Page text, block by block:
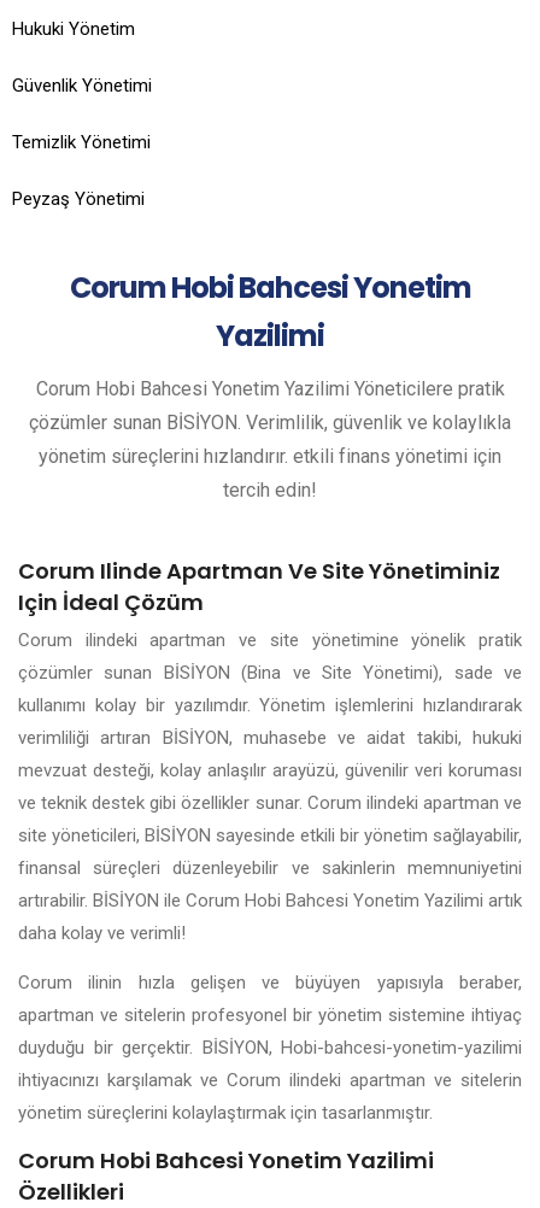
Hukuki Yönetim
Güvenlik Yönetimi
Temizlik Yönetimi
Peyzaş Yönetimi
CorumHobi Bahcesi Yonetim
Yazilimi
Corum Hobi Bahcesi Yonetim Yazilimi Yöneticilere pratik
çözümler sunan BİSİYON. Verimlilik, güvenlik ve kolaylıkla
yönetim süreçlerini hızlandırır. etkili finans yönetimi için
tercih edin!
Corum Ilinde Apartman Ve Site Yönetiminiz
Için İdeal Çözüm
Corum ilindeki apartman ve site yönetimine yönelik pratik
çözümler sunan BİSİYON (Bina ve Site Yönetimi), sade ve
kullanımı kolay bir yazılımdır. Yönetim işlemlerini hızlandırarak
verimliliği artıran BİSİYON, muhasebe ve aidat takibi, hukuki
mevzuat desteği, kolay anlaşılır arayüzü, güvenilir veri koruması
ve teknik destek gibi özellikler sunar. Corum ilindeki apartman ve
site yöneticileri, BİSİYON sayesinde etkili bir yönetim sağlayabilir,
finansal süreçleri düzenleyebilir ve sakinlerin memnuniyetini
artırabilir. BİSİYON ile Corum Hobi Bahcesi Yonetim Yazilimi artık
daha kolay ve verimli!
Corum ilinin hızla gelişen ve büyüyen yapısıyla beraber,
apartman ve sitelerin profesyonel bir yönetim sistemine ihtiyaç
duyduğu bir gerçektir. BİSİYON, Hobi-bahcesi-yonetim-yazilimi
ihtiyacınızı karşılamak ve Corum ilindeki apartman ve sitelerin
yönetim süreçlerini kolaylaştırmak için tasarlanmıştır.
Corum Hobi Bahcesi Yonetim Yazilimi
Özellikleri